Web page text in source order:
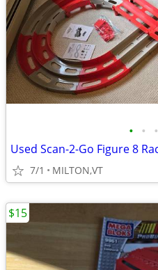
• • •
Used Scan-2-Go Figure 8
7/1 MILTON,VT
$15